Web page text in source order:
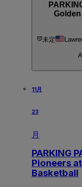
未定
11月
23
月
PARKING
Pioneers
Basketball